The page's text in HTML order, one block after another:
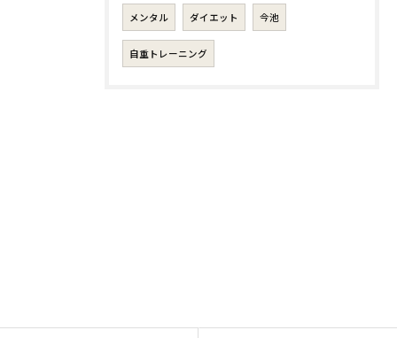
メンタル ダイエット 今池
自重トレーニング